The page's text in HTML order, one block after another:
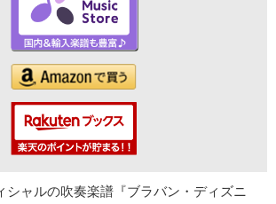
シャルの吹奏楽譜『ブラバン・ディズニ